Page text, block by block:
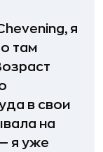
я
там
в свои
на
я уже